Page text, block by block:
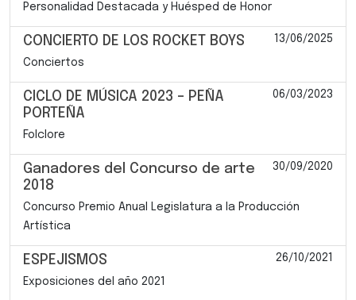
Personalidad Destacada y Huésped de Honor
CONCIERTO DE LOS ROCKET BOYS 13/06/2025
Conciertos
CICLO DE MÚSICA 2023 – PEÑA
PORTEÑA
06/03/2023
Folclore
Ganadores del Concurso de arte
2018
30/09/2020
Concurso Premio Anual Legislatura a la Producción
Artística
ESPEJISMOS 26/10/2021
Exposiciones del año 2021